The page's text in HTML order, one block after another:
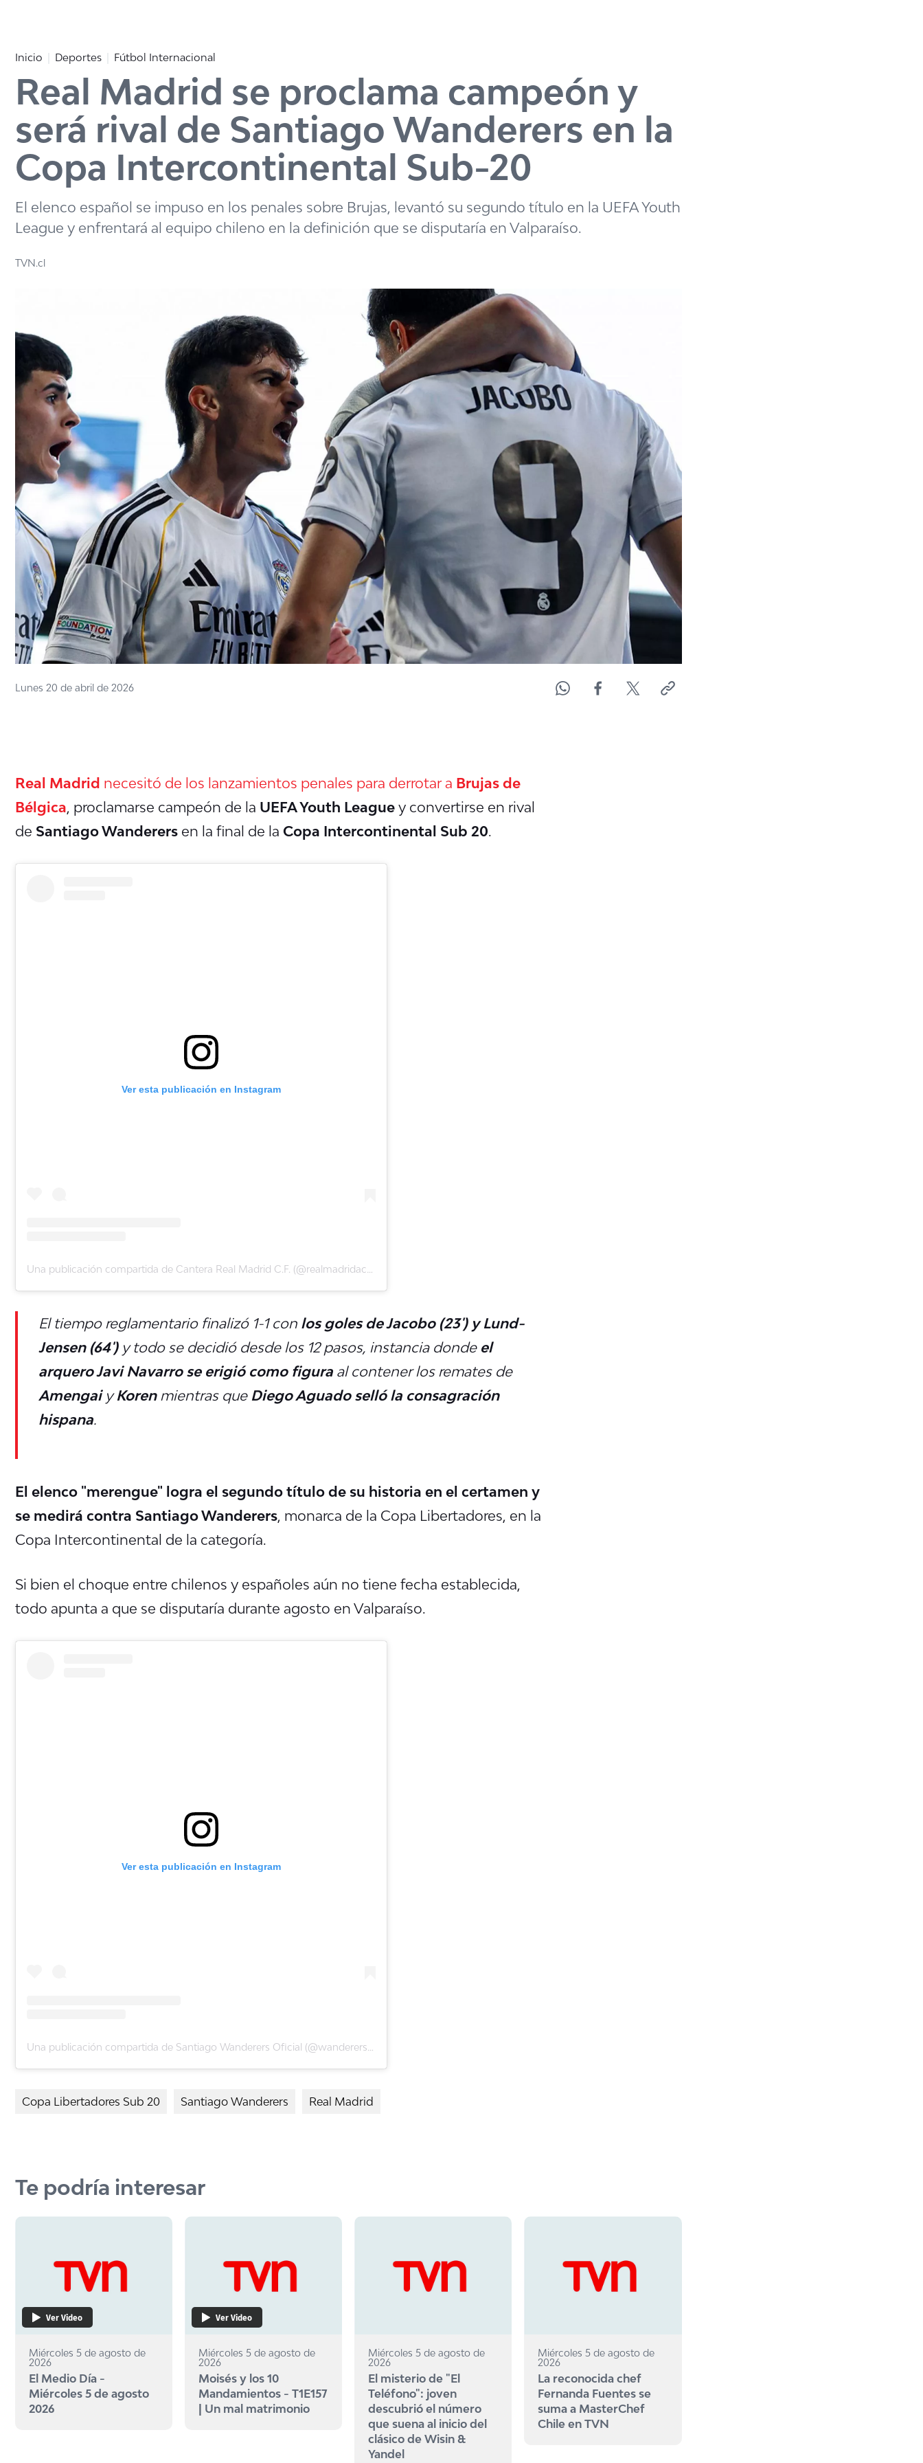
Inicio Deportes Fútbol Internacional
Real Madrid se proclama campeón y
será rival de Santiago Wanderers en la
Copa Intercontinental Sub-20
El elenco español se impuso en los penales sobre Brujas, levantó su segundo título en la UEFA Youth
League y enfrentará al equipo chileno en la definición que se disputaría en Valparaíso.
TVN.cl
Lunes 20 de abril de 2026
Real Madrid necesitó de los lanzamientos penales para derrotar a Brujas de
Bélgica, proclamarse campeón de la UEFA Youth League y convertirse en rival
de Santiago Wanderers en la final de la Copa Intercontinental Sub 20.
Ver esta publicación en Instagram
Una publicación compartida de Cantera Real Madrid C.F. (@realmadridacademy)
El tiempo reglamentario finalizó 1-1 con los goles de Jacobo (23') yLund-
Jensen (64') y todo se decidió desde los 12 pasos, instancia donde el
arquero Javi Navarro se erigió como figura al contener los remates de
AmengaiyKoren mientras que Diego Aguado selló la consagración
hispana.
El elenco "merengue" logra el segundo título de su historia en el certamen y
se medirá contra Santiago Wanderers, monarca de la Copa Libertadores, en la
Copa Intercontinental de la categoría.
Si bien el choque entre chilenos y españoles aún no tiene fecha establecida,
todo apunta a que se disputaría durante agosto en Valparaíso.
Ver esta publicación en Instagram
Copa Libertadores Sub 20 Santiago Wanderers Real Madrid
Te podría interesar
Ver Video
Miércoles 5 de agosto de
2026
El Medio Día -
Miércoles 5 de agosto
2026
Ver Video
Miércoles 5 de agosto de
2026
Moisés y los 10
Mandamientos - T1E157
| Un mal matrimonio
Miércoles 5 de agosto de
2026
El misterio de "El
Teléfono": joven
descubrió el número
que suena al inicio del
clásico de Wisin &
Yandel
Miércoles 5 de agosto de
2026
La reconocida chef
Fernanda Fuentes se
suma a MasterChef
Chile en TVN